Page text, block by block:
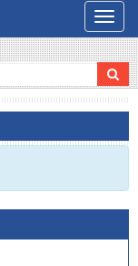
Toggle